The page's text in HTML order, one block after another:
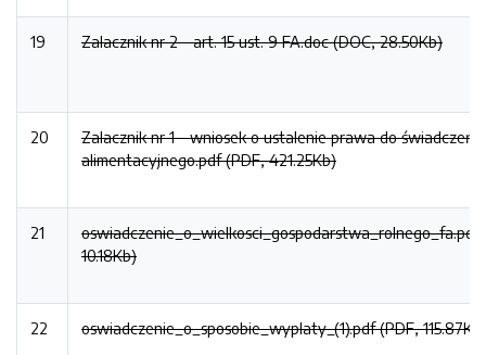
19 Zalacznik nr 2 - art. 15 ust. 9 FA.doc (DOC, 28.50Kb)
20
Zalacznik nr 1 - wniosek o ustalenie prawa do świadczeń
alimentacyjnego.pdf (PDF, 421.25Kb)
21
oswiadczenie_o_wielkosci_gospodarstwa_rolnego_fa.pdf
10.18Kb)
22 oswiadczenie_o_sposobie_wyplaty_(1).pdf (PDF, 115.87Kb)